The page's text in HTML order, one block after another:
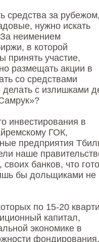
средства за
нужно искать
За неимением
в которой
принять участие,
размещать акции в
со средствами
с излишками
инвестирования в
ГОК,
предприятия
наше
банков, что
бы дольщиками не
по 15-20
капитал,
экономике в
фондирования.